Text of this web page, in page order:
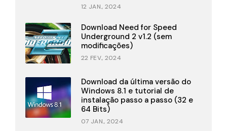
12 JAN., 2024
Download Need for Speed
Underground 2 v1.2 (sem
modificações)
22 FEV., 2024
Download da última versão do
Windows 8.1 e tutorial de
instalação passo a passo (32 e
64 Bits)
07 JAN., 2024